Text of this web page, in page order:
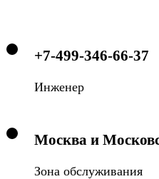
+7-499-346-66-37
Инженер
Москва и
Зона обслуживания